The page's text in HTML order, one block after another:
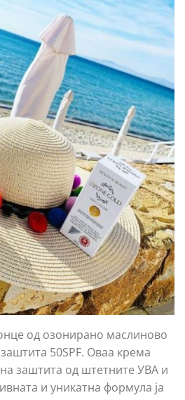
од озонирано маслиново
50SPF. Оваа крема
заштита од штетните УВА и
и уникатна формула ја